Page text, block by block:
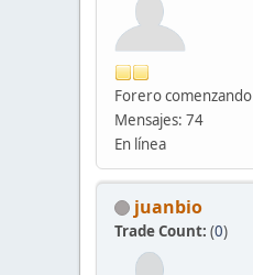
Forero comenzando
Mensajes: 74
En línea
juanbio
Trade Count: (0)